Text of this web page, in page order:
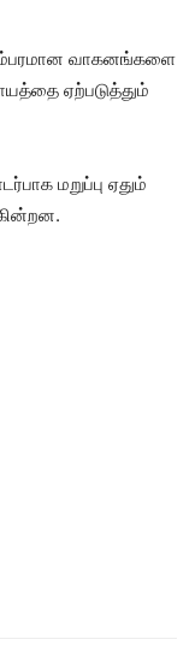
வாகனங்களை
ஏற்படுத்தும்
மறுப்பு ஏதும்